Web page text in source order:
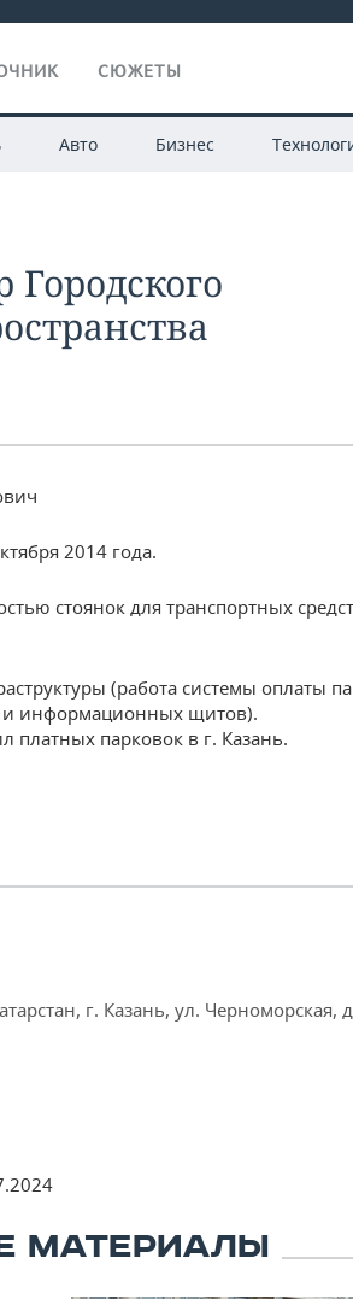
СЮЖЕТЫ
Авто Бизнес
2014 года.
стоянок для транспортных
(работа системы оплаты
и информационных щитов).
парковок в г. Казань.
г. Казань, ул. Черноморская,
МАТЕРИАЛЫ